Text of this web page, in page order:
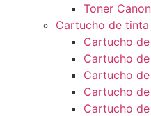
Toner Canon
Cartucho de tinta
Cartucho
Cartucho
Cartucho
Cartucho
Cartucho